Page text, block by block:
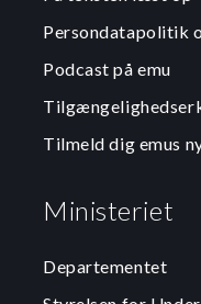
Persondatapolitik
Podcast på emu
Tilmeld dig emus
Ministeriet
Departementet